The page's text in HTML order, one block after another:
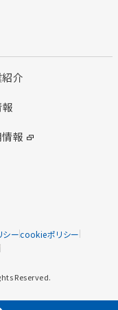
介
報
シーcookieポリシー
Reserved.